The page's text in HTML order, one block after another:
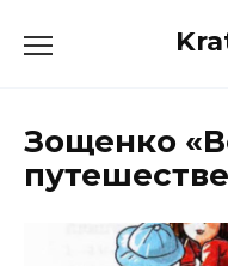
Зощенко